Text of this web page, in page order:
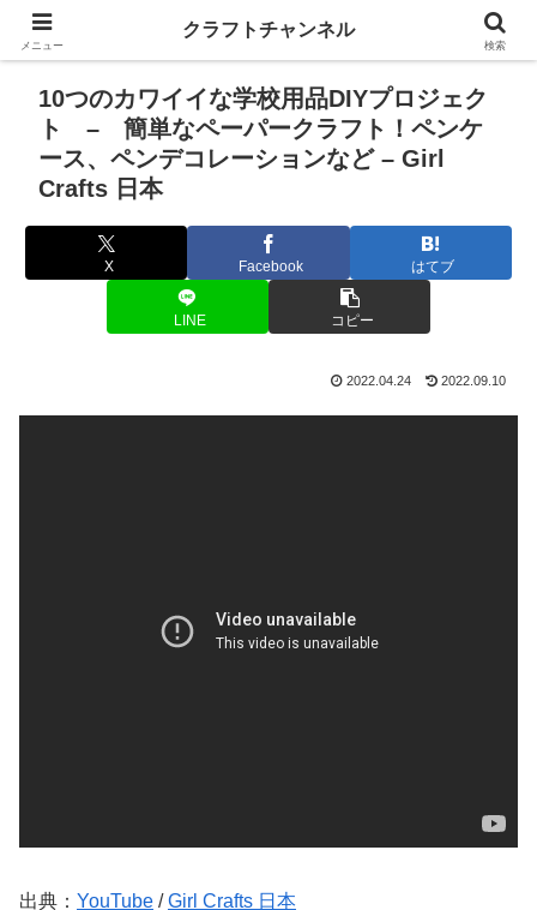
10つのカワイイな学校用品DIYプロジェク
ト – 簡単なペーパークラフト！ペンケ
ース、ペンデコレーションなど – Girl
Crafts 日本
X Facebook はてブ
LINE コピー
2022.04.24 2022.09.10
出典： YouTube /Girl Crafts 日本
メニュー
クラフトチャンネル
検索